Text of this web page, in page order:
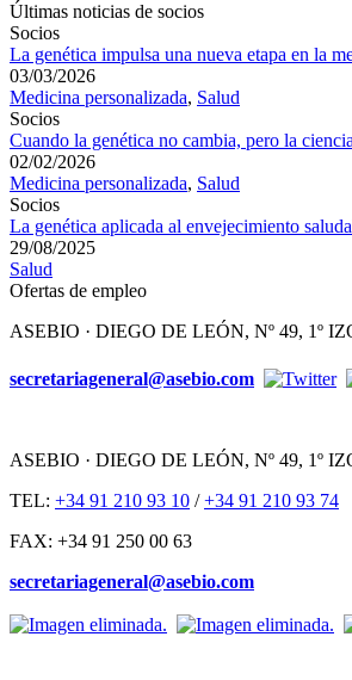
Últimas noticias de socios
Socios
La genética impulsa una nueva etapa en la
03/03/2026
Medicina personalizada, Salud
Socios
Cuando la genética no cambia, pero la
02/02/2026
Medicina personalizada, Salud
Socios
La genética aplicada al envejecimiento
29/08/2025
Salud
Ofertas de empleo
ASEBIO · DIEGO DE LEÓN, Nº 49, 1º
secretariageneral@asebio.com
ASEBIO · DIEGO DE LEÓN, Nº 49, 1º
TEL: +34 91 210 93 10 /+34 91 210 93 74
FAX: +34 91 250 00 63
secretariageneral@asebio.com